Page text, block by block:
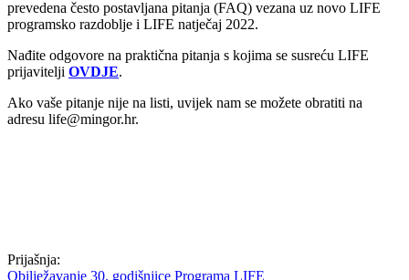
prevedena često postavljana pitanja (FAQ) vezana uz novo LIFE
programsko razdoblje i LIFE natječaj 2022.
Nađite odgovore na praktična pitanja s kojima se susreću LIFE
prijavitelji OVDJE.
Ako vaše pitanje nije na listi, uvijek nam se možete obratiti na
adresu life@mingor.hr.
Prijašnja:
Obilježavanje 30. godišnjice Programa LIFE